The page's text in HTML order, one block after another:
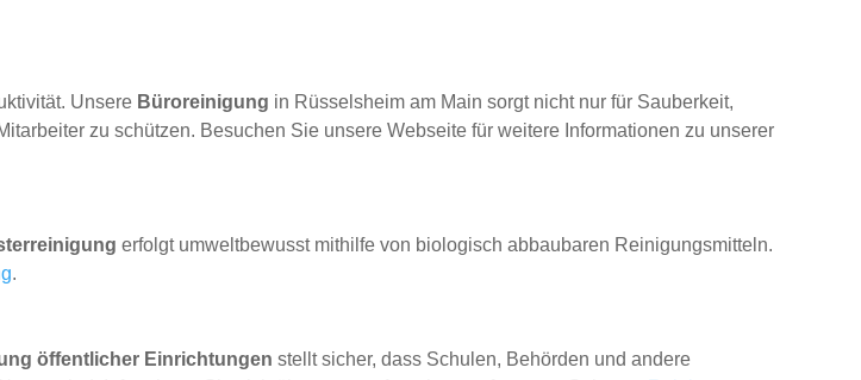
Unsere Büroreinigung in Rüsselsheim am Main sorgt nicht nur für Sauberkeit,
zu schützen. Besuchen Sie unsere Webseite für weitere Informationen zu unserer
erfolgt umweltbewusst mithilfe von biologisch abbaubaren Reinigungsmitteln.
.
öffentlicher Einrichtungen stellt sicher, dass Schulen, Behörden und andere